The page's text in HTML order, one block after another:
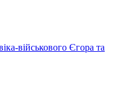
військового Єгора та